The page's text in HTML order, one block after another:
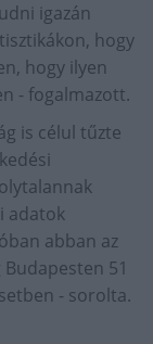
igazán
hogy
hogy ilyen
- fogalmazott.
is célul tűzte
adatok
abban az
51
- sorolta.